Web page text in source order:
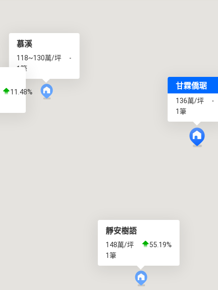
甘霖僑琚
136萬/坪
-
1筆
靜安樹語
148萬/坪
55.19%
1筆
慕溪
118~130萬/坪
-
1筆
11.48%